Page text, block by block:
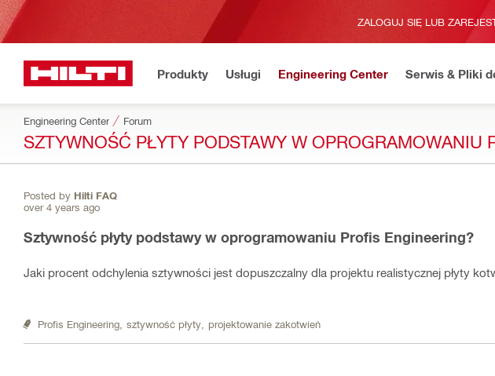
ZALOGUJ SIĘ LUB
Produkty Usługi Engineering Center Serwis & Pliki
Engineering Center Forum
SZTYWNOŚĆ PŁYTY PODSTAWY W OPROGRAMOWANIU
Posted by Hilti FAQ
over 4 years ago
Sztywność płyty podstawy w oprogramowaniu Profis Engineering?
Jaki procent odchylenia sztywności jest dopuszczalny dla projektu realistycznej płyty
Profis Engineering, sztywność płyty, projektowanie zakotwień